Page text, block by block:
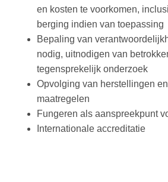
en kosten te voorkomen,
berging indien van toepassing
Bepaling van
nodig, uitnodigen van
tegensprekelijk onderzoek
Opvolging van herstellingen
maatregelen
Fungeren als aanspreekpunt
Internationale accreditatie